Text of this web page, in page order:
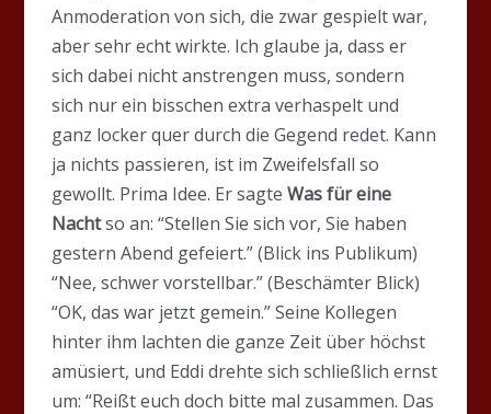
Anmoderation von sich, die zwar gespielt war,
aber sehr echt wirkte. Ich glaube ja, dass er
sich dabei nicht anstrengen muss, sondern
sich nur ein bisschen extra verhaspelt und
ganz locker quer durch die Gegend redet. Kann
ja nichts passieren, ist im Zweifelsfall so
gewollt. Prima Idee. Er sagteWas für eine
Nachtso an: “Stellen Sie sich vor, Sie haben
gestern Abend gefeiert.” (Blick ins Publikum)
“Nee, schwer vorstellbar.” (Beschämter Blick)
“OK, das war jetzt gemein.” Seine Kollegen
hinter ihm lachten die ganze Zeit über höchst
amüsiert, und Eddi drehte sich schließlich ernst
um: “Reißt euch doch bitte mal zusammen. Das